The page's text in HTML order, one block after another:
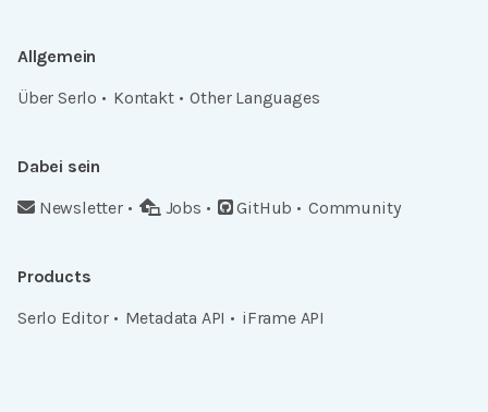
Allgemein
Über Serlo
Kontakt Other Languages
Dabei sein
Newsletter
Jobs GitHub Community
Products
Serlo Editor
Metadata API iFrame API